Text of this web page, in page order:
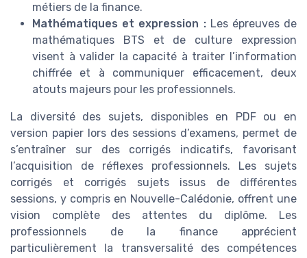
métiers de la finance.
Mathématiques et expression :Les épreuves de
mathématiques BTS et de culture expression
visent à valider la capacité à traiter l’information
chiffrée et à communiquer efficacement, deux
atouts majeurs pour les professionnels.
La diversité des sujets, disponibles en PDF ou en
version papier lors des sessions d’examens, permet de
s’entraîner sur des corrigés indicatifs, favorisant
l’acquisition de réflexes professionnels. Les sujets
corrigés et corrigés sujets issus de différentes
sessions, y compris en Nouvelle-Calédonie, offrent une
vision complète des attentes du diplôme. Les
professionnels de la finance apprécient
particulièrement la transversalité des compétences